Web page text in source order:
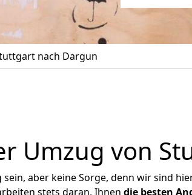
nach Dargun
Umzug von
aber keine Sorge, denn wir sind
stets daran, Ihnen die besten